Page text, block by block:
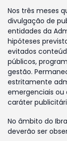
Nos três meses
divulgação de
entidades da
hipóteses
evitados
públicos,
gestão.
estritamente
emergenciais ou
caráter
No âmbito do
deverão ser